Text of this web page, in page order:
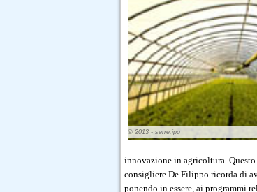
© 2013 - serre.jpg